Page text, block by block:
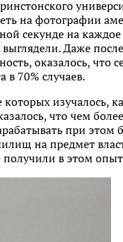
на фотографии
секунде на
Даже
оказалось,
в 70% случаев.
изучалось,
что чем
при этом
на предмет
получили в этом